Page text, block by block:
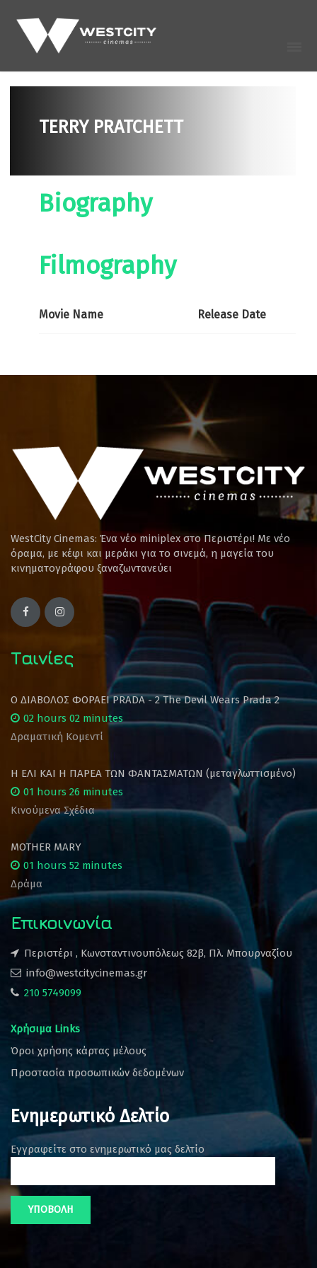
TERRY PRATCHETT
Biography
Filmography
Movie Name Release Date
WestCity Cinemas: Ένα νέο miniplex στο Περιστέρι! Mε νέο
όραμα, με κέφι και μεράκι για το σινεμά, η μαγεία του
κινηματογράφου ξαναζωντανεύει
Ταινίες
Ο ΔΙΑΒΟΛΟΣ ΦΟΡΑΕΙ PRADA - 2 The Devil Wears Prada 2
02 hours 02 minutes
Δραματική Κομεντί
Η ΕΛΙ ΚΑΙ Η ΠΑΡΕΑ ΤΩΝ ΦΑΝΤΑΣΜΑΤΩΝ (μεταγλωττισμένο)
01 hours 26 minutes
Κινούμενα Σχέδια
MOTHER MARY
01 hours 52 minutes
Δράμα
Επικοινωνία
Περιστέρι , Κωνσταντινουπόλεως 82β, Πλ. Μπουρναζίου
info@westcitycinemas.gr
210 5749099
Χρήσιμα Links
Όροι χρήσης κάρτας μέλους
Προστασία προσωπικών δεδομένων
Ενημερωτικό Δελτίο
Εγγραφείτε στο ενημερωτικό μας δελτίο